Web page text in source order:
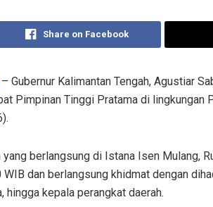
Share on Facebook
– Gubernur Kalimantan Tengah, Agustiar
Pimpinan Tinggi Pratama di lingkungan
berlangsung di Istana Isen Mulang,
dan berlangsung khidmat dengan
hingga kepala perangkat daerah.